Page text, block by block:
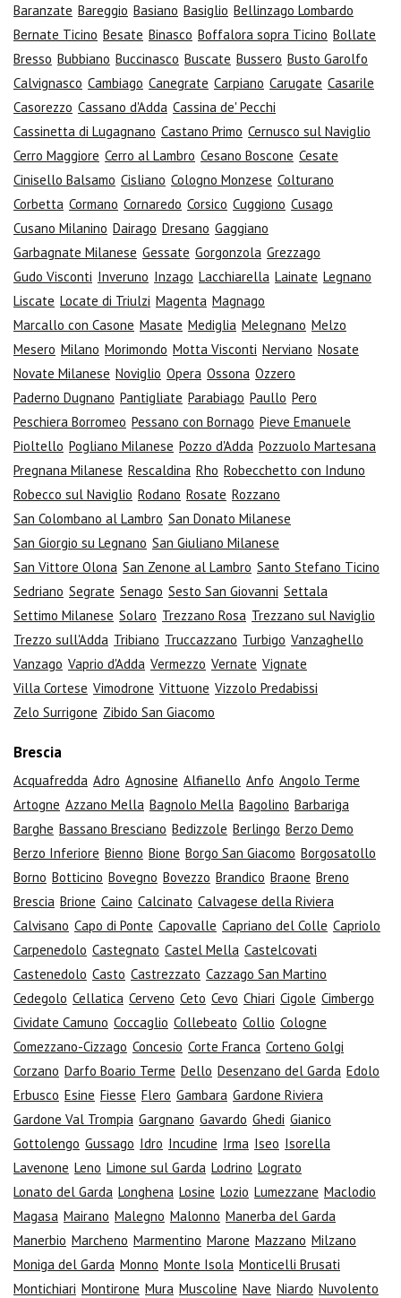
Baranzate Bareggio Basiano Basiglio Bellinzago Lombardo
Bernate Ticino Besate Binasco Boffalora sopra Ticino Bollate
Bresso Bubbiano Buccinasco Buscate Bussero Busto Garolfo
Calvignasco Cambiago Canegrate Carpiano Carugate Casarile
Casorezzo Cassano d'Adda Cassina de' Pecchi
Cassinetta di Lugagnano Castano Primo Cernusco sul Naviglio
Cerro Maggiore Cerro al Lambro Cesano Boscone Cesate
Cinisello Balsamo Cisliano Cologno Monzese Colturano
Corbetta Cormano Cornaredo Corsico Cuggiono Cusago
Cusano Milanino Dairago Dresano Gaggiano
Garbagnate Milanese Gessate Gorgonzola Grezzago
Gudo Visconti Inveruno Inzago Lacchiarella Lainate Legnano
Liscate Locate di Triulzi Magenta Magnago
Marcallo con Casone Masate Mediglia Melegnano Melzo
Mesero Milano Morimondo Motta Visconti Nerviano Nosate
Novate Milanese Noviglio Opera Ossona Ozzero
Paderno Dugnano Pantigliate Parabiago Paullo Pero
Peschiera Borromeo Pessano con Bornago Pieve Emanuele
Pioltello Pogliano Milanese Pozzo d'Adda Pozzuolo Martesana
Pregnana Milanese Rescaldina Rho Robecchetto con Induno
Robecco sul Naviglio Rodano Rosate Rozzano
San Colombano al Lambro San Donato Milanese
San Giorgio su Legnano San Giuliano Milanese
San Vittore Olona San Zenone al Lambro Santo Stefano Ticino
Sedriano Segrate Senago Sesto San Giovanni Settala
Settimo Milanese Solaro Trezzano Rosa Trezzano sul Naviglio
Trezzo sull'Adda Tribiano Truccazzano Turbigo Vanzaghello
Vanzago Vaprio d'Adda Vermezzo Vernate Vignate
Villa Cortese Vimodrone Vittuone Vizzolo Predabissi
Zelo Surrigone Zibido San Giacomo
Brescia
Acquafredda Adro Agnosine Alfianello Anfo Angolo Terme
Artogne Azzano Mella Bagnolo Mella Bagolino Barbariga
Barghe Bassano Bresciano Bedizzole Berlingo Berzo Demo
Berzo Inferiore Bienno Bione Borgo San Giacomo Borgosatollo
Borno Botticino Bovegno Bovezzo Brandico Braone Breno
Brescia Brione Caino Calcinato Calvagese della Riviera
Calvisano Capo di Ponte Capovalle Capriano del Colle Capriolo
Carpenedolo Castegnato Castel Mella Castelcovati
Castenedolo Casto Castrezzato Cazzago San Martino
Cedegolo Cellatica Cerveno Ceto Cevo Chiari Cigole Cimbergo
Cividate Camuno Coccaglio Collebeato Collio Cologne
Comezzano-Cizzago Concesio Corte Franca Corteno Golgi
Corzano Darfo Boario Terme Dello Desenzano del Garda Edolo
Erbusco Esine Fiesse Flero Gambara Gardone Riviera
Gardone Val Trompia Gargnano Gavardo Ghedi Gianico
Gottolengo Gussago Idro Incudine Irma Iseo Isorella
Lavenone Leno Limone sul Garda Lodrino Lograto
Lonato del Garda Longhena Losine Lozio Lumezzane Maclodio
Magasa Mairano Malegno Malonno Manerba del Garda
Manerbio Marcheno Marmentino Marone Mazzano Milzano
Moniga del Garda Monno Monte Isola Monticelli Brusati
Montichiari Montirone Mura Muscoline Nave Niardo Nuvolento